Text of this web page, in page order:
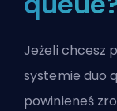
Jeżeli chcesz
systemie duo
powinieneś